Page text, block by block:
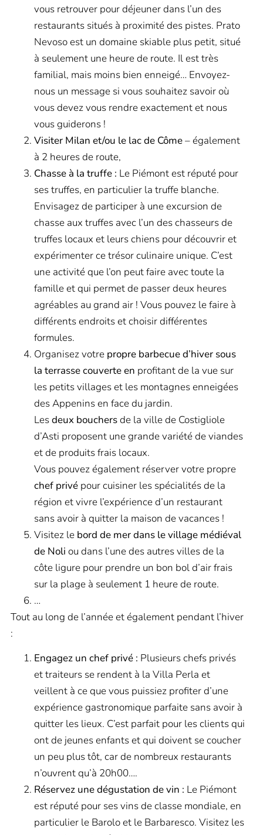
vous retrouver pour déjeuner dans l’un des
restaurants situés à proximité des pistes. Prato
Nevoso est un domaine skiable plus petit, situé
à seulement une heure de route. Il est très
familial, mais moins bien enneigé… Envoyez-
nous un message si vous souhaitez savoir où
vous devez vous rendre exactement et nous
vous guiderons !
Visiter Milan et/ou le lac de Côme– également
à 2 heures de route,
Chasse à la truffe : Le Piémont est réputé pour
ses truffes, en particulier la truffe blanche.
Envisagez de participer à une excursion de
chasse aux truffes avec l’un des chasseurs de
truffes locaux et leurs chiens pour découvrir et
expérimenter ce trésor culinaire unique. C’est
une activité que l’on peut faire avec toute la
famille et qui permet de passer deux heures
agréables au grand air ! Vous pouvez le faire à
différents endroits et choisir différentes
formules.
Organisez votre propre barbecue d’hiver sous
la terrasse couverte en profitant de la vue sur
les petits villages et les montagnes enneigées
des Appenins en face du jardin.
Lesdeux bouchersde la ville de Costigliole
d’Asti proposent une grande variété de viandes
et de produits frais locaux.
Vous pouvez également réserver votre propre
chef privépour cuisiner les spécialités de la
région et vivre l’expérience d’un restaurant
sans avoir à quitter la maison de vacances !
Visitez le bord de mer dans le village médiéval
de Noli ou dans l’une des autres villes de la
côte ligure pour prendre un bon bol d’air frais
sur la plage à seulement 1 heure de route.
…
Tout au long de l’année et également pendant l’hiver
:
Engagez un chef privé : Plusieurs chefs privés
et traiteurs se rendent à la Villa Perla et
veillent à ce que vous puissiez profiter d’une
expérience gastronomique parfaite sans avoir à
quitter les lieux. C’est parfait pour les clients qui
ont de jeunes enfants et qui doivent se coucher
un peu plus tôt, car de nombreux restaurants
n’ouvrent qu’à 20h00….
Réservez une dégustation de vin : Le Piémont
est réputé pour ses vins de classe mondiale, en
particulier le Barolo et le Barbaresco. Visitez les